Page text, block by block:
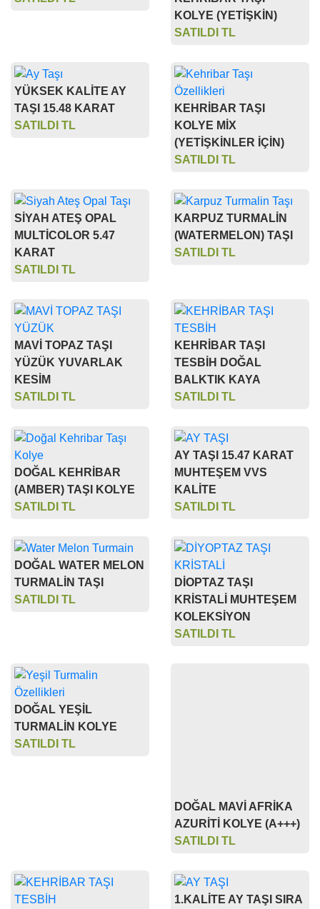
KOLYE (YETİŞKİN)
SATILDI TL
YÜKSEK KALİTE AY
TAŞI 15.48 KARAT
SATILDI TL
KEHRİBAR TAŞI
KOLYE MİX
(YETİŞKİNLER İÇİN)
SATILDI TL
SİYAH ATEŞ OPAL
MULTİCOLOR 5.47
KARAT
SATILDI TL
KARPUZ TURMALİN
(WATERMELON) TAŞI
SATILDI TL
MAVİ TOPAZ TAŞI
YÜZÜK YUVARLAK
KESİM
SATILDI TL
KEHRİBAR TAŞI
TESBİH DOĞAL
BALKTIK KAYA
SATILDI TL
DOĞAL KEHRİBAR
(AMBER) TAŞI KOLYE
SATILDI TL
AY TAŞI 15.47 KARAT
MUHTEŞEM VVS
KALİTE
SATILDI TL
DOĞAL WATER MELON
TURMALİN TAŞI
SATILDI TL
DİOPTAZ TAŞI
KRİSTALİ MUHTEŞEM
KOLEKSİYON
SATILDI TL
DOĞAL YEŞİL
TURMALİN KOLYE
SATILDI TL
DOĞAL MAVİ AFRİKA
AZURİTİ KOLYE (A+++)
SATILDI TL
1.KALİTE AY TAŞI SIRA